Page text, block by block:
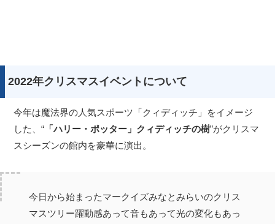
2022年クリスマスイベントについて
今年は魔法界の人気スポーツ「クィディッチ」をイメージ
した、“ 「ハリー・ポッター」クィディッチの樹”がクリスマ
スシーズンの館内を豪華に演出。
今日から始まったマークイズみなとみらいのクリス
マスツリー躍動感あって音もあって光の変化もあっ